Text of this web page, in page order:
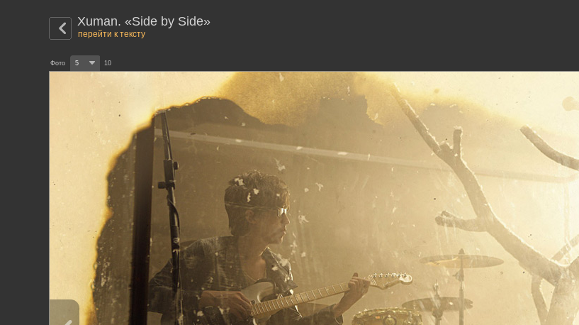
Xuman. «Side by Side»
перейти к тексту
Фото 5 10